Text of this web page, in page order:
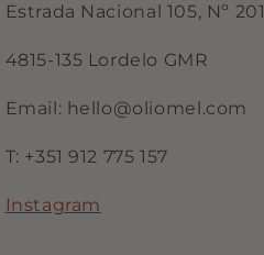
Estrada Nacional 105, Nº 201
4815-135 Lordelo GMR
Email: hello@oliomel.com
T: +351 912 775 157
Instagram